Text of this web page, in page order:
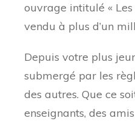
ouvrage intitulé « Les
vendu à plus d’un
Depuis votre plus
submergé par les
des autres. Que ce
enseignants, des